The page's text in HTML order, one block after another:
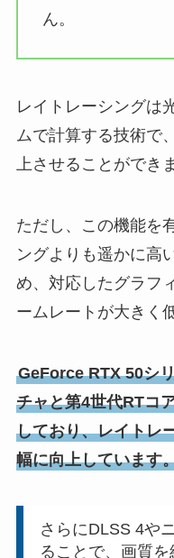
ん。
レイトレーシングは
ムで計算する技術で
上させることができ
ただし、この機能を
ングよりも遥かに高
め、対応したグラフ
ームレートが大きく
GeForce RTX 50シ
チャと第4世代RTコ
しており、レイトレ
幅に向上しています
さらにDLSS 4や
ることで、画質